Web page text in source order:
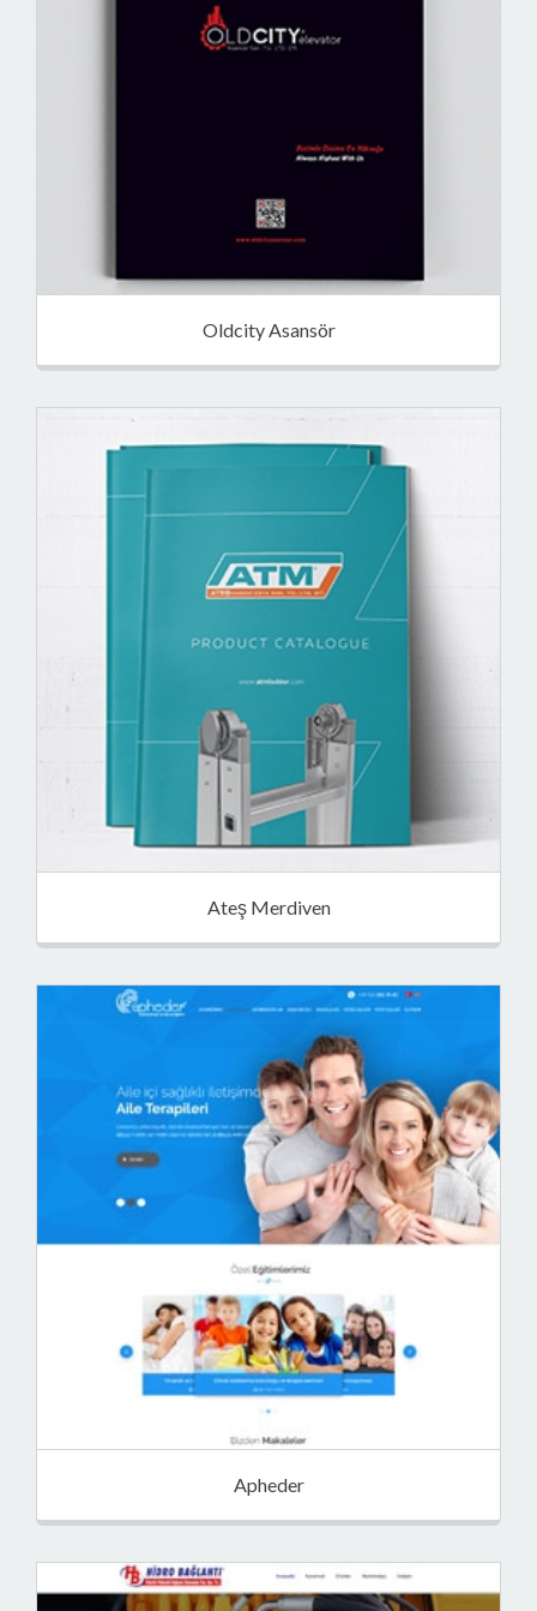
Oldcity Asansör
Ateş Merdiven
Apheder